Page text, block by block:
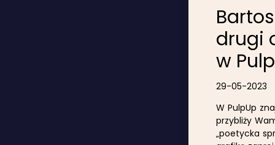
drugi
w
29-05-2023
W PulpUp
przybliży
„poetycka